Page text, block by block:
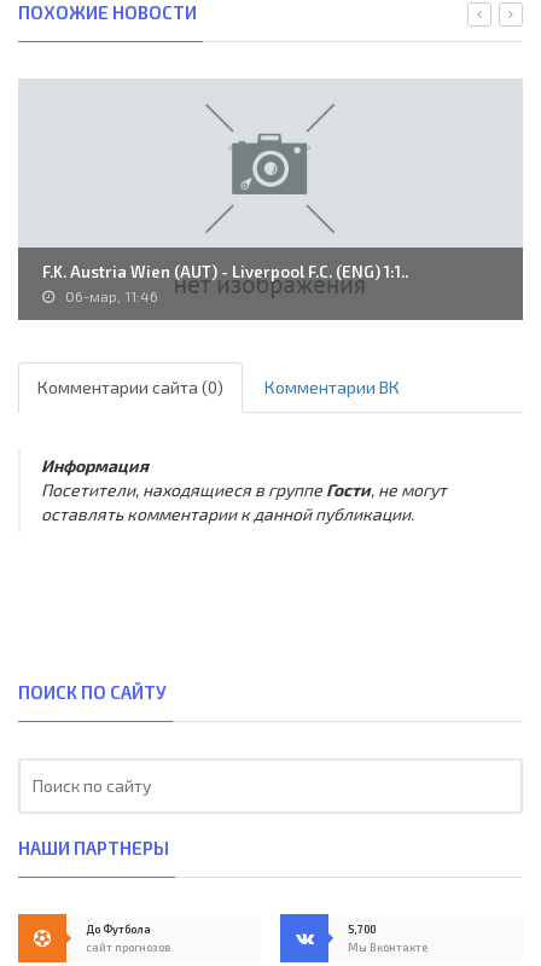
ПОХОЖИЕ НОВОСТИ
F.K. Austria Wien (AUT) - Liverpool F.C. (ENG) 1:1..
06-мар, 11:46
Комментарии сайта (0) Комментарии ВК
Информация
Посетители, находящиеся в группе Гости, не могут
оставлять комментарии к данной публикации.
ПОИСК ПО САЙТУ
НАШИ ПАРТНЕРЫ
До Футбола
сайт прогнозов
5,700
Мы Вконтакте